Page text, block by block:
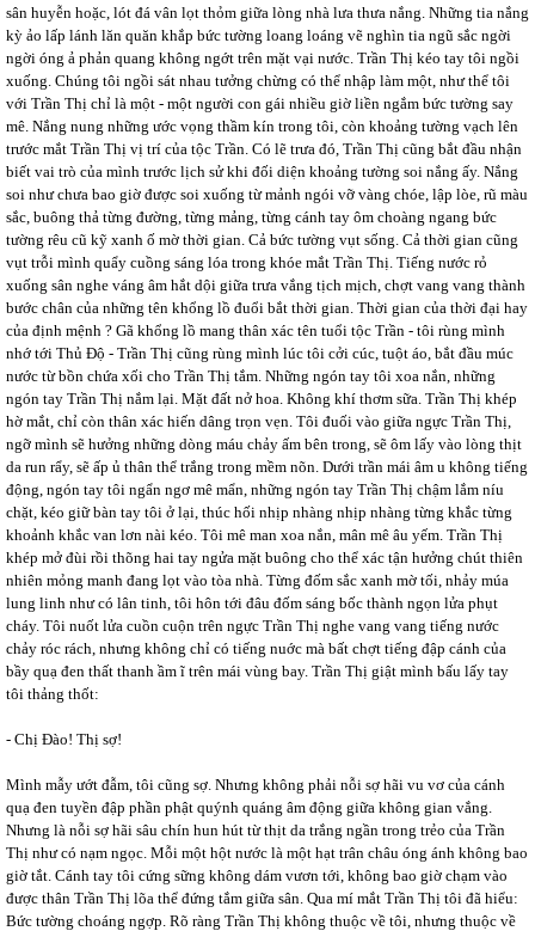
sân huyễn hoặc, lót đá vân lọt thỏm giữa lòng nhà lưa thưa nắng. Những tia nắng
kỳ ảo lấp lánh lăn quăn khắp bức tường loang loáng vẽ nghìn tia ngũ sắc ngời
ngời óng ả phản quang không ngớt trên mặt vại nước. Trần Thị kéo tay tôi ngồi
xuống. Chúng tôi ngồi sát nhau tưởng chừng có thể nhập làm một, như thể tôi
với Trần Thị chỉ là một - một người con gái nhiều giờ liền ngắm bức tường say
mê. Nắng nung những ước vọng thầm kín trong tôi, còn khoảng tường vạch lên
trước mắt Trần Thị vị trí của tộc Trần. Có lẽ trưa đó, Trần Thị cũng bắt đầu nhận
biết vai trò của mình trước lịch sử khi đối diện khoảng tường soi nắng ấy. Nắng
soi như chưa bao giờ được soi xuống từ mảnh ngói vỡ vàng chóe, lập lòe, rũ màu
sắc, buông thả từng đường, từng mảng, từng cánh tay ôm choàng ngang bức
tường rêu cũ kỹ xanh ố mờ thời gian. Cả bức tường vụt sống. Cả thời gian cũng
vụt trỗi mình quẩy cuồng sáng lóa trong khóe mắt Trần Thị. Tiếng nước rỏ
xuống sân nghe váng âm hắt dội giữa trưa vắng tịch mịch, chợt vang vang thành
bước chân của những tên khổng lồ đuổi bắt thời gian. Thời gian của thời đại hay
của định mệnh ? Gã khổng lồ mang thân xác tên tuổi tộc Trần - tôi rùng mình
nhớ tới Thủ Độ - Trần Thị cũng rùng mình lúc tôi cởi cúc, tuột áo, bắt đầu múc
nước từ bồn chứa xối cho Trần Thị tắm. Những ngón tay tôi xoa nắn, những
ngón tay Trần Thị nắm lại. Mặt đất nở hoa. Không khí thơm sữa. Trần Thị khép
hờ mắt, chỉ còn thân xác hiến dâng trọn vẹn. Tôi đuối vào giữa ngực Trần Thị,
ngỡ mình sẽ hưởng những dòng máu chảy ấm bên trong, sẽ ôm lấy vào lòng thịt
da run rẩy, sẽ ấp ủ thân thể trắng trong mềm nõn. Dưới trần mái âm u không tiếng
động, ngón tay tôi ngẩn ngơ mê mẩn, những ngón tay Trần Thị chậm lắm níu
chặt, kéo giữ bàn tay tôi ở lại, thúc hối nhịp nhàng nhịp nhàng từng khắc từng
khoảnh khắc van lơn nài kéo. Tôi mê man xoa nắn, mân mê âu yếm. Trần Thị
khép mở đùi rồi thõng hai tay ngửa mặt buông cho thể xác tận hưởng chút thiên
nhiên mỏng manh đang lọt vào tòa nhà. Từng đốm sắc xanh mờ tối, nhảy múa
lung linh như có lân tinh, tôi hôn tới đâu đốm sáng bốc thành ngọn lửa phụt
cháy. Tôi nuốt lửa cuồn cuộn trên ngực Trần Thị nghe vang vang tiếng nước
chảy róc rách, nhưng không chỉ có tiếng nuớc mà bất chợt tiếng đập cánh của
bầy quạ đen thất thanh ầm ĩ trên mái vùng bay. Trần Thị giật mình bấu lấy tay
tôi thảng thốt:
- Chị Đào! Thị sợ!
Mình mẫy ướt đẫm, tôi cũng sợ. Nhưng không phải nỗi sợ hãi vu vơ của cánh
quạ đen tuyền đập phần phật quýnh quáng âm động giữa không gian vắng.
Nhưng là nỗi sợ hãi sâu chín hun hút từ thịt da trắng ngần trong trẻo của Trần
Thị như có nạm ngọc. Mỗi một hột nước là một hạt trân châu óng ánh không bao
giờ tắt. Cánh tay tôi cứng sững không dám vươn tới, không bao giờ chạm vào
được thân Trần Thị lõa thể đứng tắm giữa sân. Qua mí mắt Trần Thị tôi đã hiểu:
Bức tường choáng ngợp. Rõ ràng Trần Thị không thuộc về tôi, nhưng thuộc về